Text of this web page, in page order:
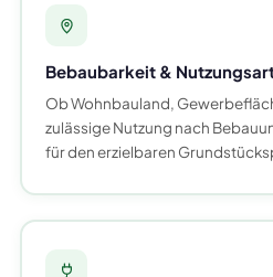
Bebaubarkeit &
Ob Wohnbauland,
zulässige Nutzung nach
für den erzielbaren